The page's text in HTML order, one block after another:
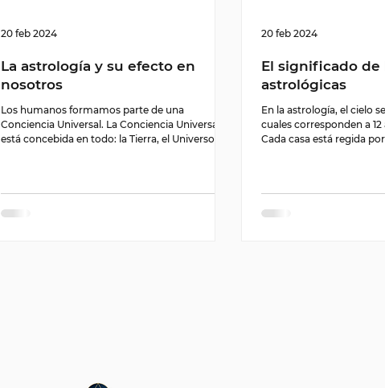
La astrología y su efecto en
nosotros
Los humanos formamos parte de una
Conciencia Universal. La Conciencia Universal
está concebida en todo: la Tierra, el Universo,
20 feb 2024
El significado de
astrológicas
En la astrología, el cielo se
cuales corresponden a 12
Cada casa está regida
20 feb 2024